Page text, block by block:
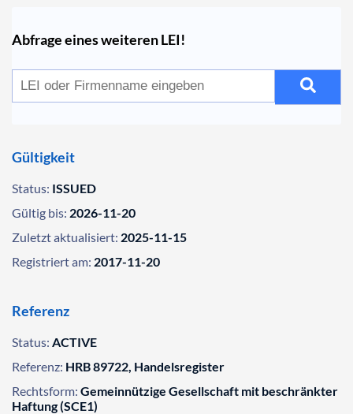
Abfrage eines weiteren LEI!
Gültigkeit
Status: ISSUED
Gültig bis: 2026-11-20
Zuletzt aktualisiert: 2025-11-15
Registriert am: 2017-11-20
Referenz
Status: ACTIVE
Referenz: HRB 89722, Handelsregister
Rechtsform: Gemeinnützige Gesellschaft mit beschränkter
Haftung (SCE1)